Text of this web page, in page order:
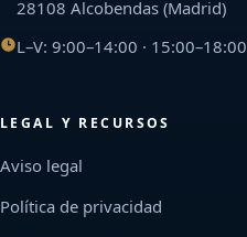
28108 Alcobendas (Madrid)
L–V: 9:00–14:00 · 15:00–18:00
LEGAL Y RECURSOS
Aviso legal
Política de privacidad